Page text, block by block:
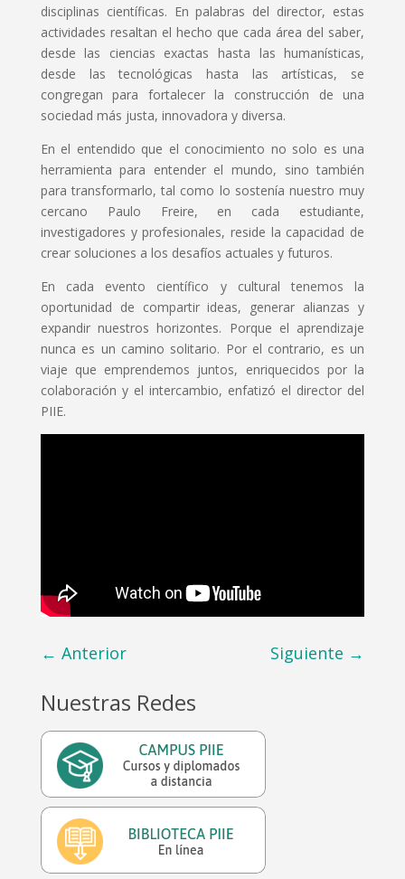
disciplinas científicas. En palabras del director, estas
actividades resaltan el hecho que cada área del saber,
desde las ciencias exactas hasta las humanísticas,
desde las tecnológicas hasta las artísticas, se
congregan para fortalecer la construcción de una
sociedad más justa, innovadora y diversa.
En el entendido que el conocimiento no solo es una
herramienta para entender el mundo, sino también
para transformarlo, tal como lo sostenía nuestro muy
cercano Paulo Freire, en cada estudiante,
investigadores y profesionales, reside la capacidad de
crear soluciones a los desafíos actuales y futuros.
En cada evento científico y cultural tenemos la
oportunidad de compartir ideas, generar alianzas y
expandir nuestros horizontes. Porque el aprendizaje
nunca es un camino solitario. Por el contrario, es un
viaje que emprendemos juntos, enriquecidos por la
colaboración y el intercambio, enfatizó el director del
PIIE.
← Anterior Siguiente →
Nuestras Redes